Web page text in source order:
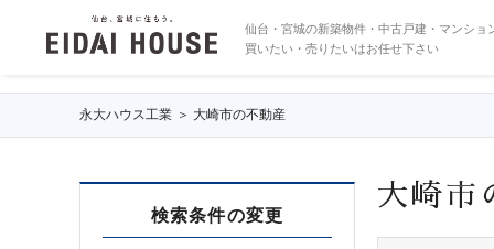
仙台・宮城の新築物件・中古戸建・マンショ
買いたい・売りたいはお任せ下さい
永大ハウス工業 大崎市の不動産
検索条件の変更
大崎市